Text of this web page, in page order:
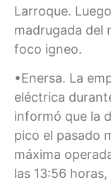
Larroque.
madrugada del
foco igneo.
•Enersa. La
eléctrica
informó que la
pico el pasado
máxima
las 13:56